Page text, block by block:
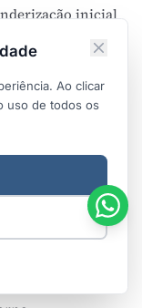
inicial
Mas conversões
de
de marca
necessários
pesos são
Ao clicar
uso de todos os